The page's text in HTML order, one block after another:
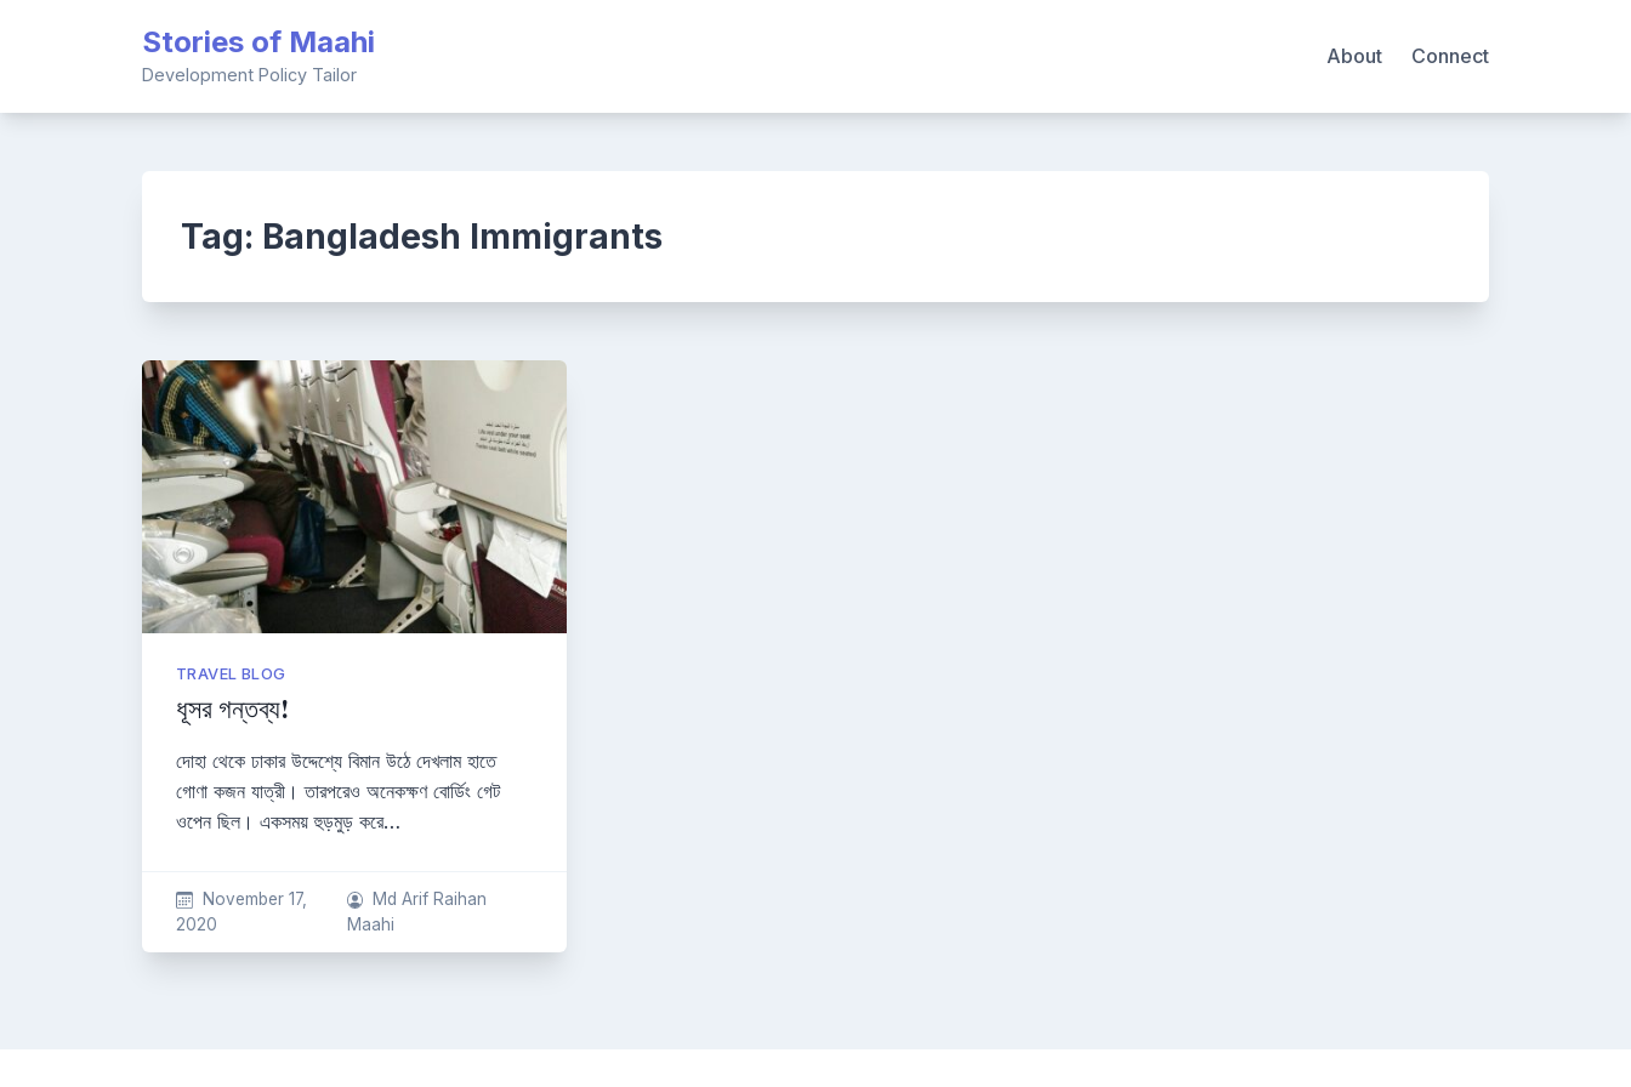
Stories of Maahi
Development Policy Tailor
About Connect
Tag: Bangladesh Immigrants
TRAVEL BLOG
ধূসর গন্তব্য!
দোহা থেকে ঢাকার উদ্দেশ্যে বিমান উঠে দেখলাম হাতে
গোণা কজন যাত্রী। তারপরেও অনেকক্ষণ বোর্ডিং গেট
ওপেন ছিল। একসময় হুড়মুড় করে…
November 17,
2020
Md Arif Raihan
Maahi